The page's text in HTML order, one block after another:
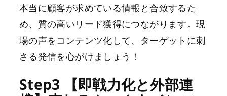
本当に顧客が求めている情報と合致するた
め、質の高いリード獲得につながります。現
場の声をコンテンツ化して、ターゲットに刺
さる発信を心がけましょう！
Step3 【即戦力化と外部連